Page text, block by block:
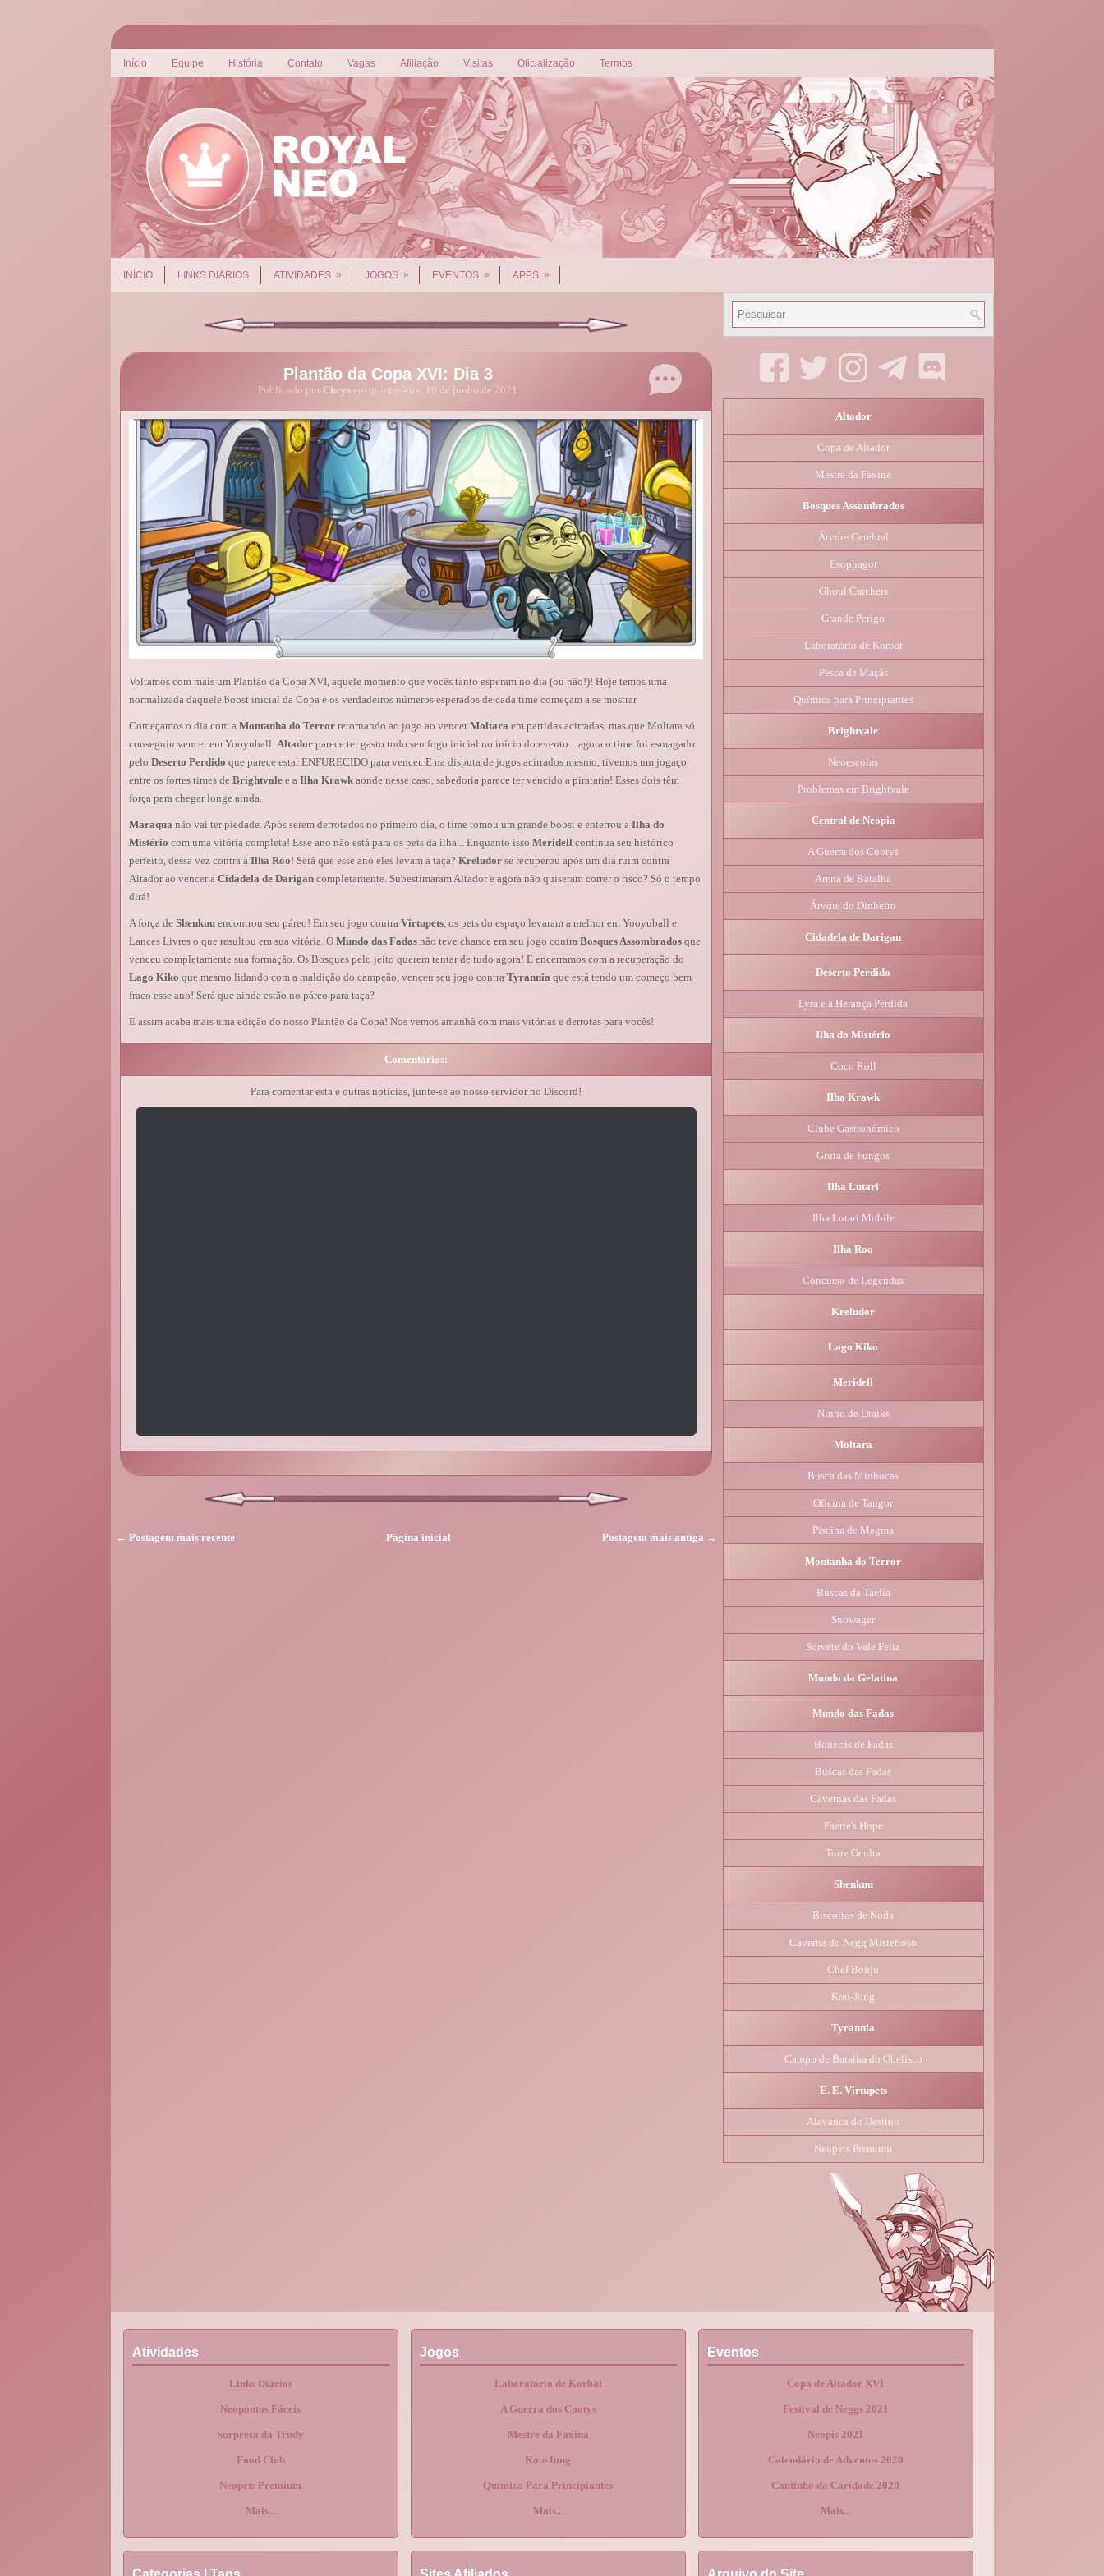
Início Equipe História Contato Vagas Afiliação Visitas Oficialização Termos
INÍCIO LINKS DIÁRIOS ATIVIDADES » JOGOS » EVENTOS » APPS »
Plantão da Copa XVI: Dia 3
Publicado por Chrys em quinta-feira, 10 de junho de 2021
Voltamos com mais um Plantão da Copa XVI, aquele momento que vocês tanto esperam no dia (ou não!)! Hoje temos uma
normalizada daquele boost inicial da Copa e os verdadeiros números esperados de cada time começam a se mostrar.
Começamos o dia com a Montanha do Terror retornando ao jogo ao vencerMoltara em partidas acirradas, mas que Moltara só
conseguiu vencer em Yooyuball. Altador parece ter gasto todo seu fogo inicial no início do evento... agora o time foi esmagado
pelo Deserto Perdido que parece estar ENFURECIDO para vencer. E na disputa de jogos acirrados mesmo, tivemos um jogaço
entre os fortes times de Brightvale e a Ilha Krawk aonde nesse caso, sabedoria parece ter vencido a pirataria! Esses dois têm
força para chegar longe ainda.
Maraqua não vai ter piedade. Após serem derrotados no primeiro dia, o time tomou um grande boost e enterrou a Ilha do
Mistério com uma vitória completa! Esse ano não está para os pets da ilha... Enquanto isso Meridell continua seu histórico
perfeito, dessa vez contra a Ilha Roo! Será que esse ano eles levam a taça? Kreludor se recuperou após um dia ruim contra
Altador ao vencer a Cidadela de Darigan completamente. Subestimaram Altador e agora não quiseram correr o risco? Só o tempo
dirá!
A força de Shenkuu encontrou seu páreo! Em seu jogo contra Virtupets, os pets do espaço levaram a melhor em Yooyuball e
Lances Livres o que resultou em sua vitória. O Mundo das Fadas não teve chance em seu jogo contra Bosques Assombrados que
venceu completamente sua formação. Os Bosques pelo jeito querem tentar de tudo agora! E encerramos com a recuperação do
Lago Kiko que mesmo lidando com a maldição do campeão, venceu seu jogo contra Tyrannia que está tendo um começo bem
fraco esse ano! Será que ainda estão no páreo para taça?
E assim acaba mais uma edição do nosso Plantão da Copa! Nos vemos amanhã com mais vitórias e derrotas para vocês!
Comentários:
Para comentar esta e outras notícias, junte-se ao nosso servidor no Discord!
← Postagem mais recente Postagem mais antiga →
Página inicial
Altador
Copa de Altador
Mestre da Faxina
Bosques Assombrados
Árvore Cerebral
Esophagor
Ghoul Catchers
Grande Perigo
Laboratório de Korbat
Pesca de Maçãs
Química para Principiantes
Brightvale
Neoescolas
Problemas em Brightvale
Central de Neopia
A Guerra dos Cootys
Arena de Batalha
Árvore do Dinheiro
Cidadela de Darigan
Deserto Perdido
Lyra e a Herança Perdida
Ilha do Mistério
Coco Roll
Ilha Krawk
Clube Gastronômico
Gruta de Fungos
Ilha Lutari
Ilha Lutari Mobile
Ilha Roo
Concurso de Legendas
Kreludor
Lago Kiko
Meridell
Ninho de Draiks
Moltara
Busca das Minhocas
Oficina de Tangor
Piscina de Magma
Montanha do Terror
Buscas da Taelia
Snowager
Sorvete do Vale Feliz
Mundo da Gelatina
Mundo das Fadas
Bonecas de Fadas
Buscas das Fadas
Cavernas das Fadas
Faerie's Hope
Torre Oculta
Shenkuu
Biscoitos de Noda
Caverna do Negg Misterioso
Chef Bonju
Kou-Jong
Tyrannia
Campo de Batalha do Obelisco
E. E. Virtupets
Alavanca do Destino
Neopets Premium
Atividades
Links Diários
Neopontos Fáceis
Surpresa da Trudy
Food Club
Neopets Premium
Mais...
Jogos
Laboratório de Korbat
A Guerra dos Cootys
Mestre da Faxina
Kou-Jong
Química Para Principiantes
Mais...
Eventos
Copa de Altador XVI
Festival de Neggs 2021
Neopis 2021
Calendário de Adventos 2020
Cantinho da Caridade 2020
Mais...